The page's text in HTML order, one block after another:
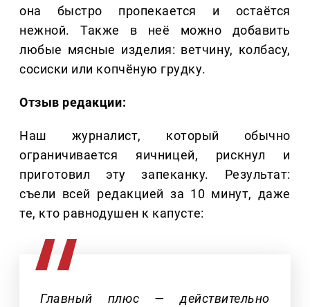
она быстро пропекается и остаётся
нежной. Также в неё можно добавить
любые мясные изделия: ветчину, колбасу,
сосиски или копчёную грудку.
Отзыв редакции:
Наш журналист, который обычно
ограничивается яичницей, рискнул и
приготовил эту запеканку. Результат:
съели всей редакцией за 10 минут, даже
те, кто равнодушен к капусте:
Главный плюс — действительно